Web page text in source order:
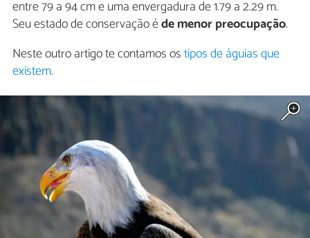
entre 79 a 94 cm e uma envergadura de 1.79 a 2.29 m.
Seu estado de conservação éde menor preocupação.
Neste outro artigo te contamos ostipos de águias que
existem.